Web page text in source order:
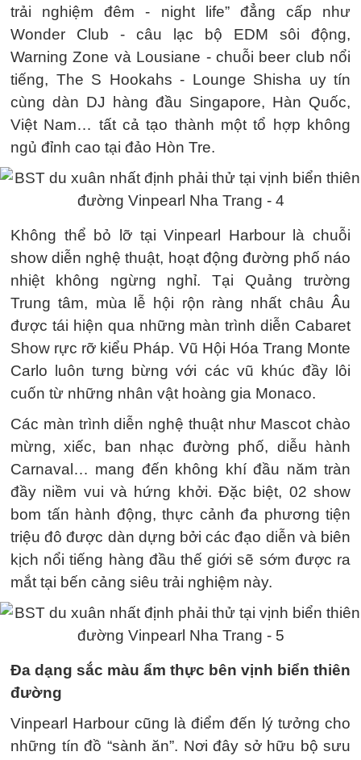
trải nghiệm đêm - night life” đẳng cấp như
Wonder Club - câu lạc bộ EDM sôi động,
Warning Zone và Lousiane - chuỗi beer club nổi
tiếng, The S Hookahs - Lounge Shisha uy tín
cùng dàn DJ hàng đầu Singapore, Hàn Quốc,
Việt Nam… tất cả tạo thành một tổ hợp không
ngủ đỉnh cao tại đảo Hòn Tre.
Không thể bỏ lỡ tại Vinpearl Harbour là chuỗi
show diễn nghệ thuật, hoạt động đường phố náo
nhiệt không ngừng nghỉ. Tại Quảng trường
Trung tâm, mùa lễ hội rộn ràng nhất châu Âu
được tái hiện qua những màn trình diễn Cabaret
Show rực rỡ kiểu Pháp. Vũ Hội Hóa Trang Monte
Carlo luôn tưng bừng với các vũ khúc đầy lôi
cuốn từ những nhân vật hoàng gia Monaco.
Các màn trình diễn nghệ thuật như Mascot chào
mừng, xiếc, ban nhạc đường phố, diễu hành
Carnaval… mang đến không khí đầu năm tràn
đầy niềm vui và hứng khởi. Đặc biệt, 02 show
bom tấn hành động, thực cảnh đa phương tiện
triệu đô được dàn dựng bởi các đạo diễn và biên
kịch nổi tiếng hàng đầu thế giới sẽ sớm được ra
mắt tại bến cảng siêu trải nghiệm này.
Đa dạng sắc màu ẩm thực bên vịnh biển thiên
đường
Vinpearl Harbour cũng là điểm đến lý tưởng cho
những tín đồ “sành ăn”. Nơi đây sở hữu bộ sưu